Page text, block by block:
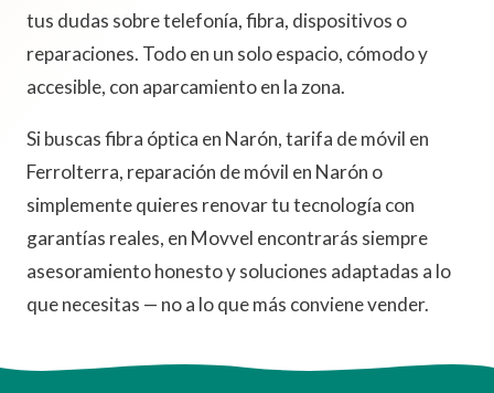
tus dudas sobre telefonía, fibra, dispositivos o
reparaciones. Todo en un solo espacio, cómodo y
accesible, con aparcamiento en la zona.
Si buscas fibra óptica en Narón, tarifa de móvil en
Ferrolterra, reparación de móvil en Narón o
simplemente quieres renovar tu tecnología con
garantías reales, en Movvel encontrarás siempre
asesoramiento honesto y soluciones adaptadas a lo
que necesitas — no a lo que más conviene vender.